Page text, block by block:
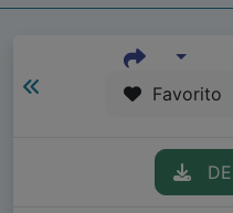
Favorito